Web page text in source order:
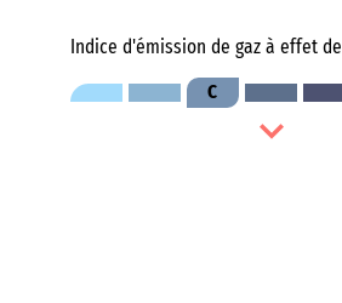
Indice d'émission de gaz à effet de
C